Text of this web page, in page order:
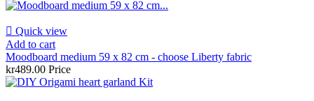
 Quick view
Add to cart
Moodboard medium 59 x 82 cm - choose Liberty fabric
kr489.00 Price